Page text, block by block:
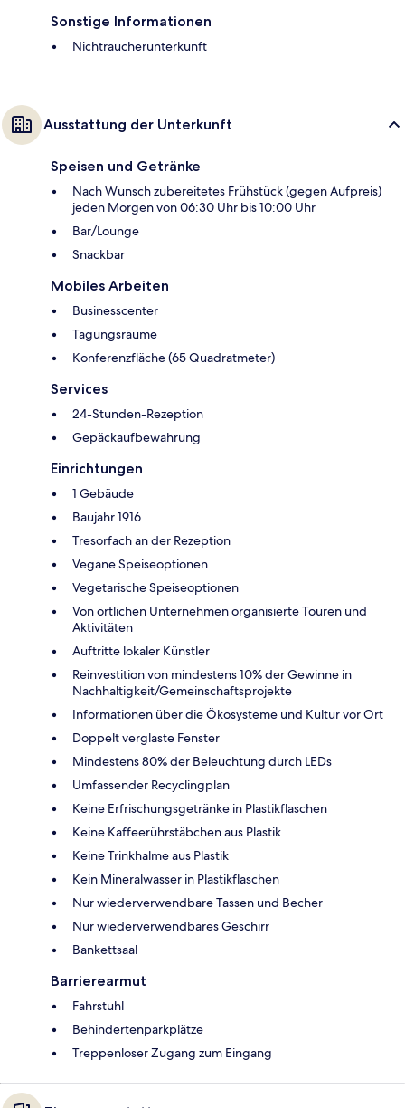
Sonstige Informationen
Nichtraucherunterkunft
Ausstattung der Unterkunft
Speisen und Getränke
Nach Wunsch zubereitetes Frühstück (gegen Aufpreis)
jeden Morgen von 06:30 Uhr bis 10:00 Uhr
Bar/Lounge
Snackbar
Mobiles Arbeiten
Businesscenter
Tagungsräume
Konferenzfläche (65 Quadratmeter)
Services
24-Stunden-Rezeption
Gepäckaufbewahrung
Einrichtungen
1 Gebäude
Baujahr 1916
Tresorfach an der Rezeption
Vegane Speiseoptionen
Vegetarische Speiseoptionen
Von örtlichen Unternehmen organisierte Touren und
Aktivitäten
Auftritte lokaler Künstler
Reinvestition von mindestens 10% der Gewinne in
Nachhaltigkeit/Gemeinschaftsprojekte
Informationen über die Ökosysteme und Kultur vor Ort
Doppelt verglaste Fenster
Mindestens 80% der Beleuchtung durch LEDs
Umfassender Recyclingplan
Keine Erfrischungsgetränke in Plastikflaschen
Keine Kaffeerührstäbchen aus Plastik
Keine Trinkhalme aus Plastik
Kein Mineralwasser in Plastikflaschen
Nur wiederverwendbare Tassen und Becher
Nur wiederverwendbares Geschirr
Bankettsaal
Barrierearmut
Fahrstuhl
Behindertenparkplätze
Treppenloser Zugang zum Eingang